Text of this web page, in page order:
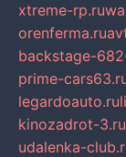
xtreme-rp.ru
orenferma.ru
backstage-
prime-
legardoauto.ru
kinozadrot-3.ru
udalenka-